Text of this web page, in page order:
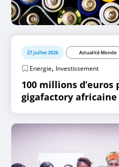
27 juillet 2026 Actualité Monde
Energie, Investissement
100 millions
gigafactory africaine